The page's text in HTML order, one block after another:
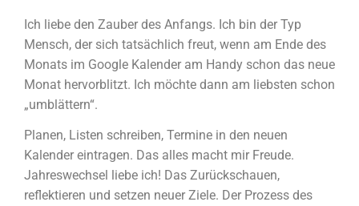
Ich liebe den Zauber des Anfangs. Ich bin der Typ
Mensch, der sich tatsächlich freut, wenn am Ende des
Monats im Google Kalender am Handy schon das neue
Monat hervorblitzt. Ich möchte dann am liebsten schon
„umblättern“.
Planen, Listen schreiben, Termine in den neuen
Kalender eintragen. Das alles macht mir Freude.
Jahreswechsel liebe ich! Das Zurückschauen,
reflektieren und setzen neuer Ziele. Der Prozess des